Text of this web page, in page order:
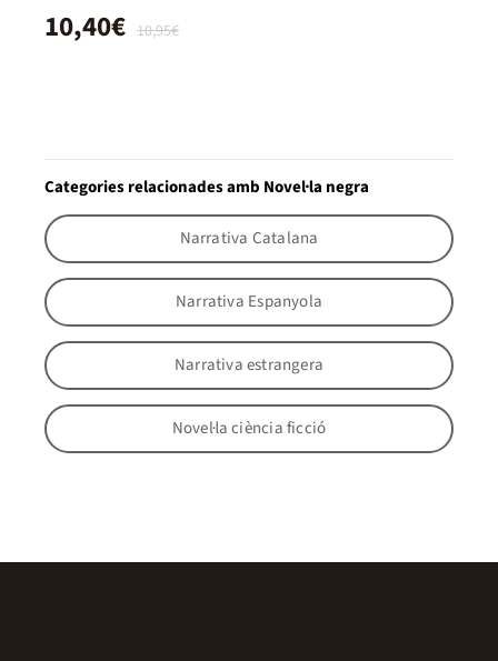
10,95€
10,40€
Categories relacionades amb Novel·la negra
Narrativa Catalana
Narrativa Espanyola
Narrativa estrangera
Novel·la ciència ficció